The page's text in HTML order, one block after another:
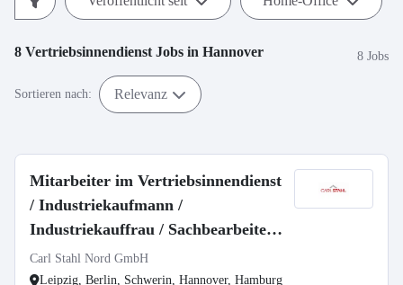
8 Vertriebsinnendienst Jobs in Hannover 8 Jobs
Sortieren nach: Relevanz
Mitarbeiter im Vertriebsinnendienst
/ Industriekaufmann /
Industriekauffrau / Sachbearbeiter
(m/w/d)
Carl Stahl Nord GmbH
Leipzig, Berlin, Schwerin, Hannover, Hamburg